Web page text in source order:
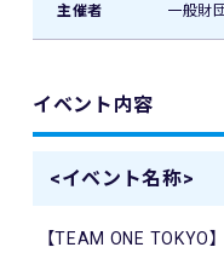
主催者 一般財
イベント内容
<イベント名称>
【TEAM ONE TOKYO